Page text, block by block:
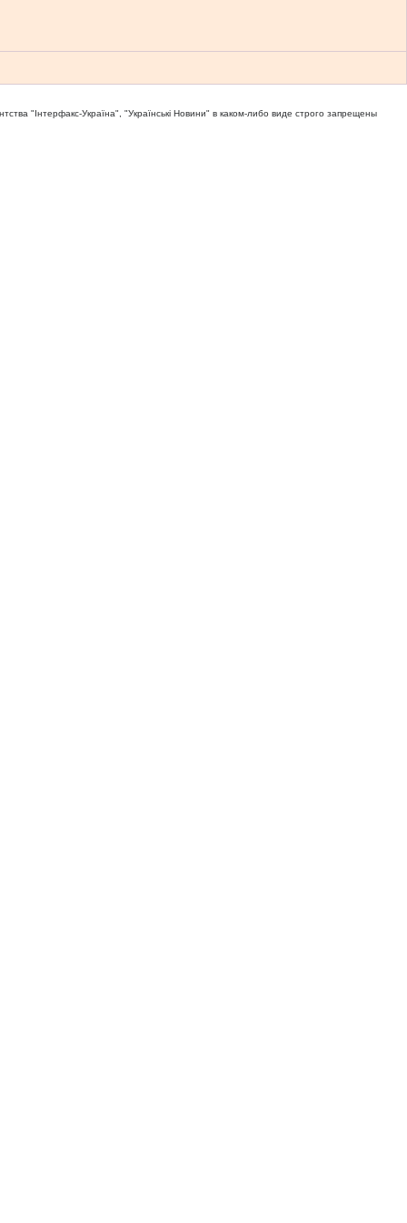
"Iнтерфакс-Україна", "Українськi Новини" в каком-либо виде строго запрещены